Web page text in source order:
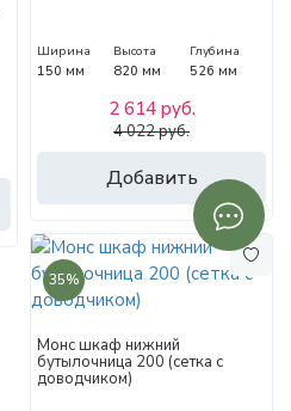
Ширина
150 мм
Высота
820 мм
Глубина
526 мм
Добавить
2 614 руб.
4 022 руб.
35%
Монс шкаф нижний
бутылочница 200 (сетка с
доводчиком)